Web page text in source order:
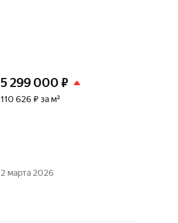
5 299 000 ₽
110 626 ₽ за м²
2 марта 2026